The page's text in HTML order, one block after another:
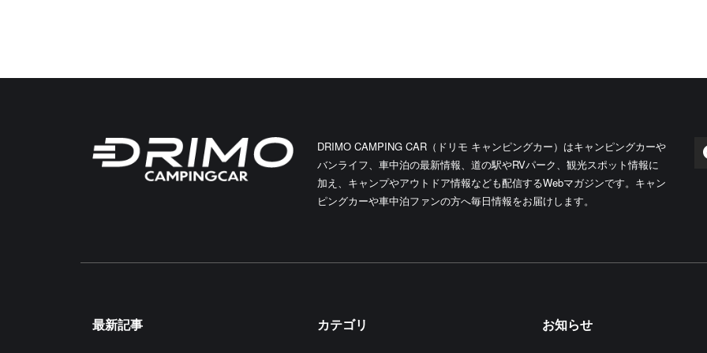
DRIMO CAMPING CAR（ドリモ キャンピングカー）はキャンピングカーや
バンライフ、車中泊の最新情報、道の駅やRVパーク、観光スポット情報に
加え、キャンプやアウトドア情報なども配信するWebマガジンです。キャン
ピングカーや車中泊ファンの方へ毎日情報をお届けします。
最新記事 カテゴリ お知らせ